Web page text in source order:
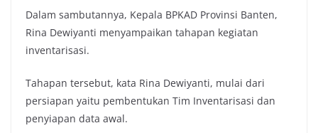
Dalam sambutannya, Kepala BPKAD Provinsi Banten,
Rina Dewiyanti menyampaikan tahapan kegiatan
inventarisasi.
Tahapan tersebut, kata Rina Dewiyanti, mulai dari
persiapan yaitu pembentukan Tim Inventarisasi dan
penyiapan data awal.